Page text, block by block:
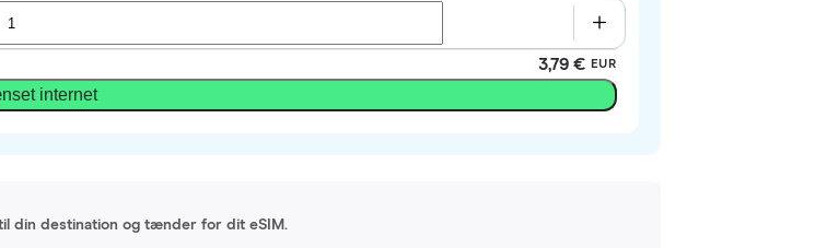
3,79 € EUR
internet
din destination og tænder for dit eSIM.